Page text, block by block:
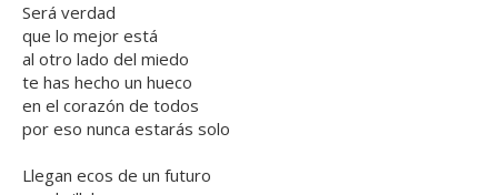
Será verdad
que lo mejor está
al otro lado del miedo
te has hecho un hueco
en el corazón de todos
por eso nunca estarás solo
Llegan ecos de un futuro